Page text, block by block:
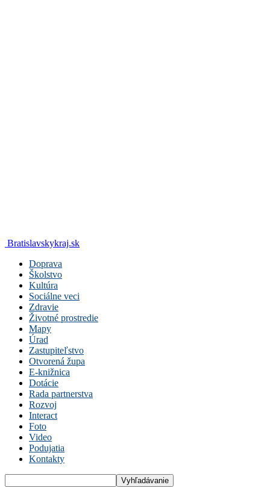
Bratislavskykraj.sk
Doprava
Školstvo
Kultúra
Sociálne veci
Zdravie
Životné prostredie
Mapy
Úrad
Zastupiteľstvo
Otvorená župa
E-knižnica
Dotácie
Rada partnerstva
Rozvoj
Interact
Foto
Video
Podujatia
Kontakty